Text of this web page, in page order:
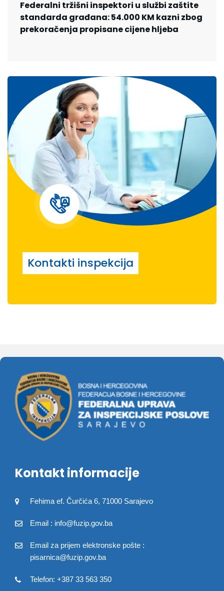
Federalni tržišni inspektori u službi zaštite
standarda građana: 54.000 KM kazni zbog
prekoračenja propisane cijene hljeba
Kontakti inspekcija
Kontakt informacije
Fehima ef. Čurčića 6, 71000 Sarajevo
Email : info@fuzip.gov.ba
Email za prijem elektronske pošte :
pisarnica@fuzip.gov.ba
Telefon: +387 33 563 350